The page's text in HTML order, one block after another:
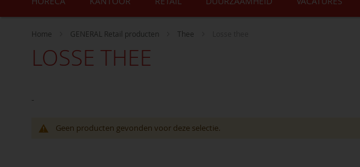
Home GENERAL Retail producten Thee
LOSSE THEE
-
Geen producten gevonden voor deze selectie.